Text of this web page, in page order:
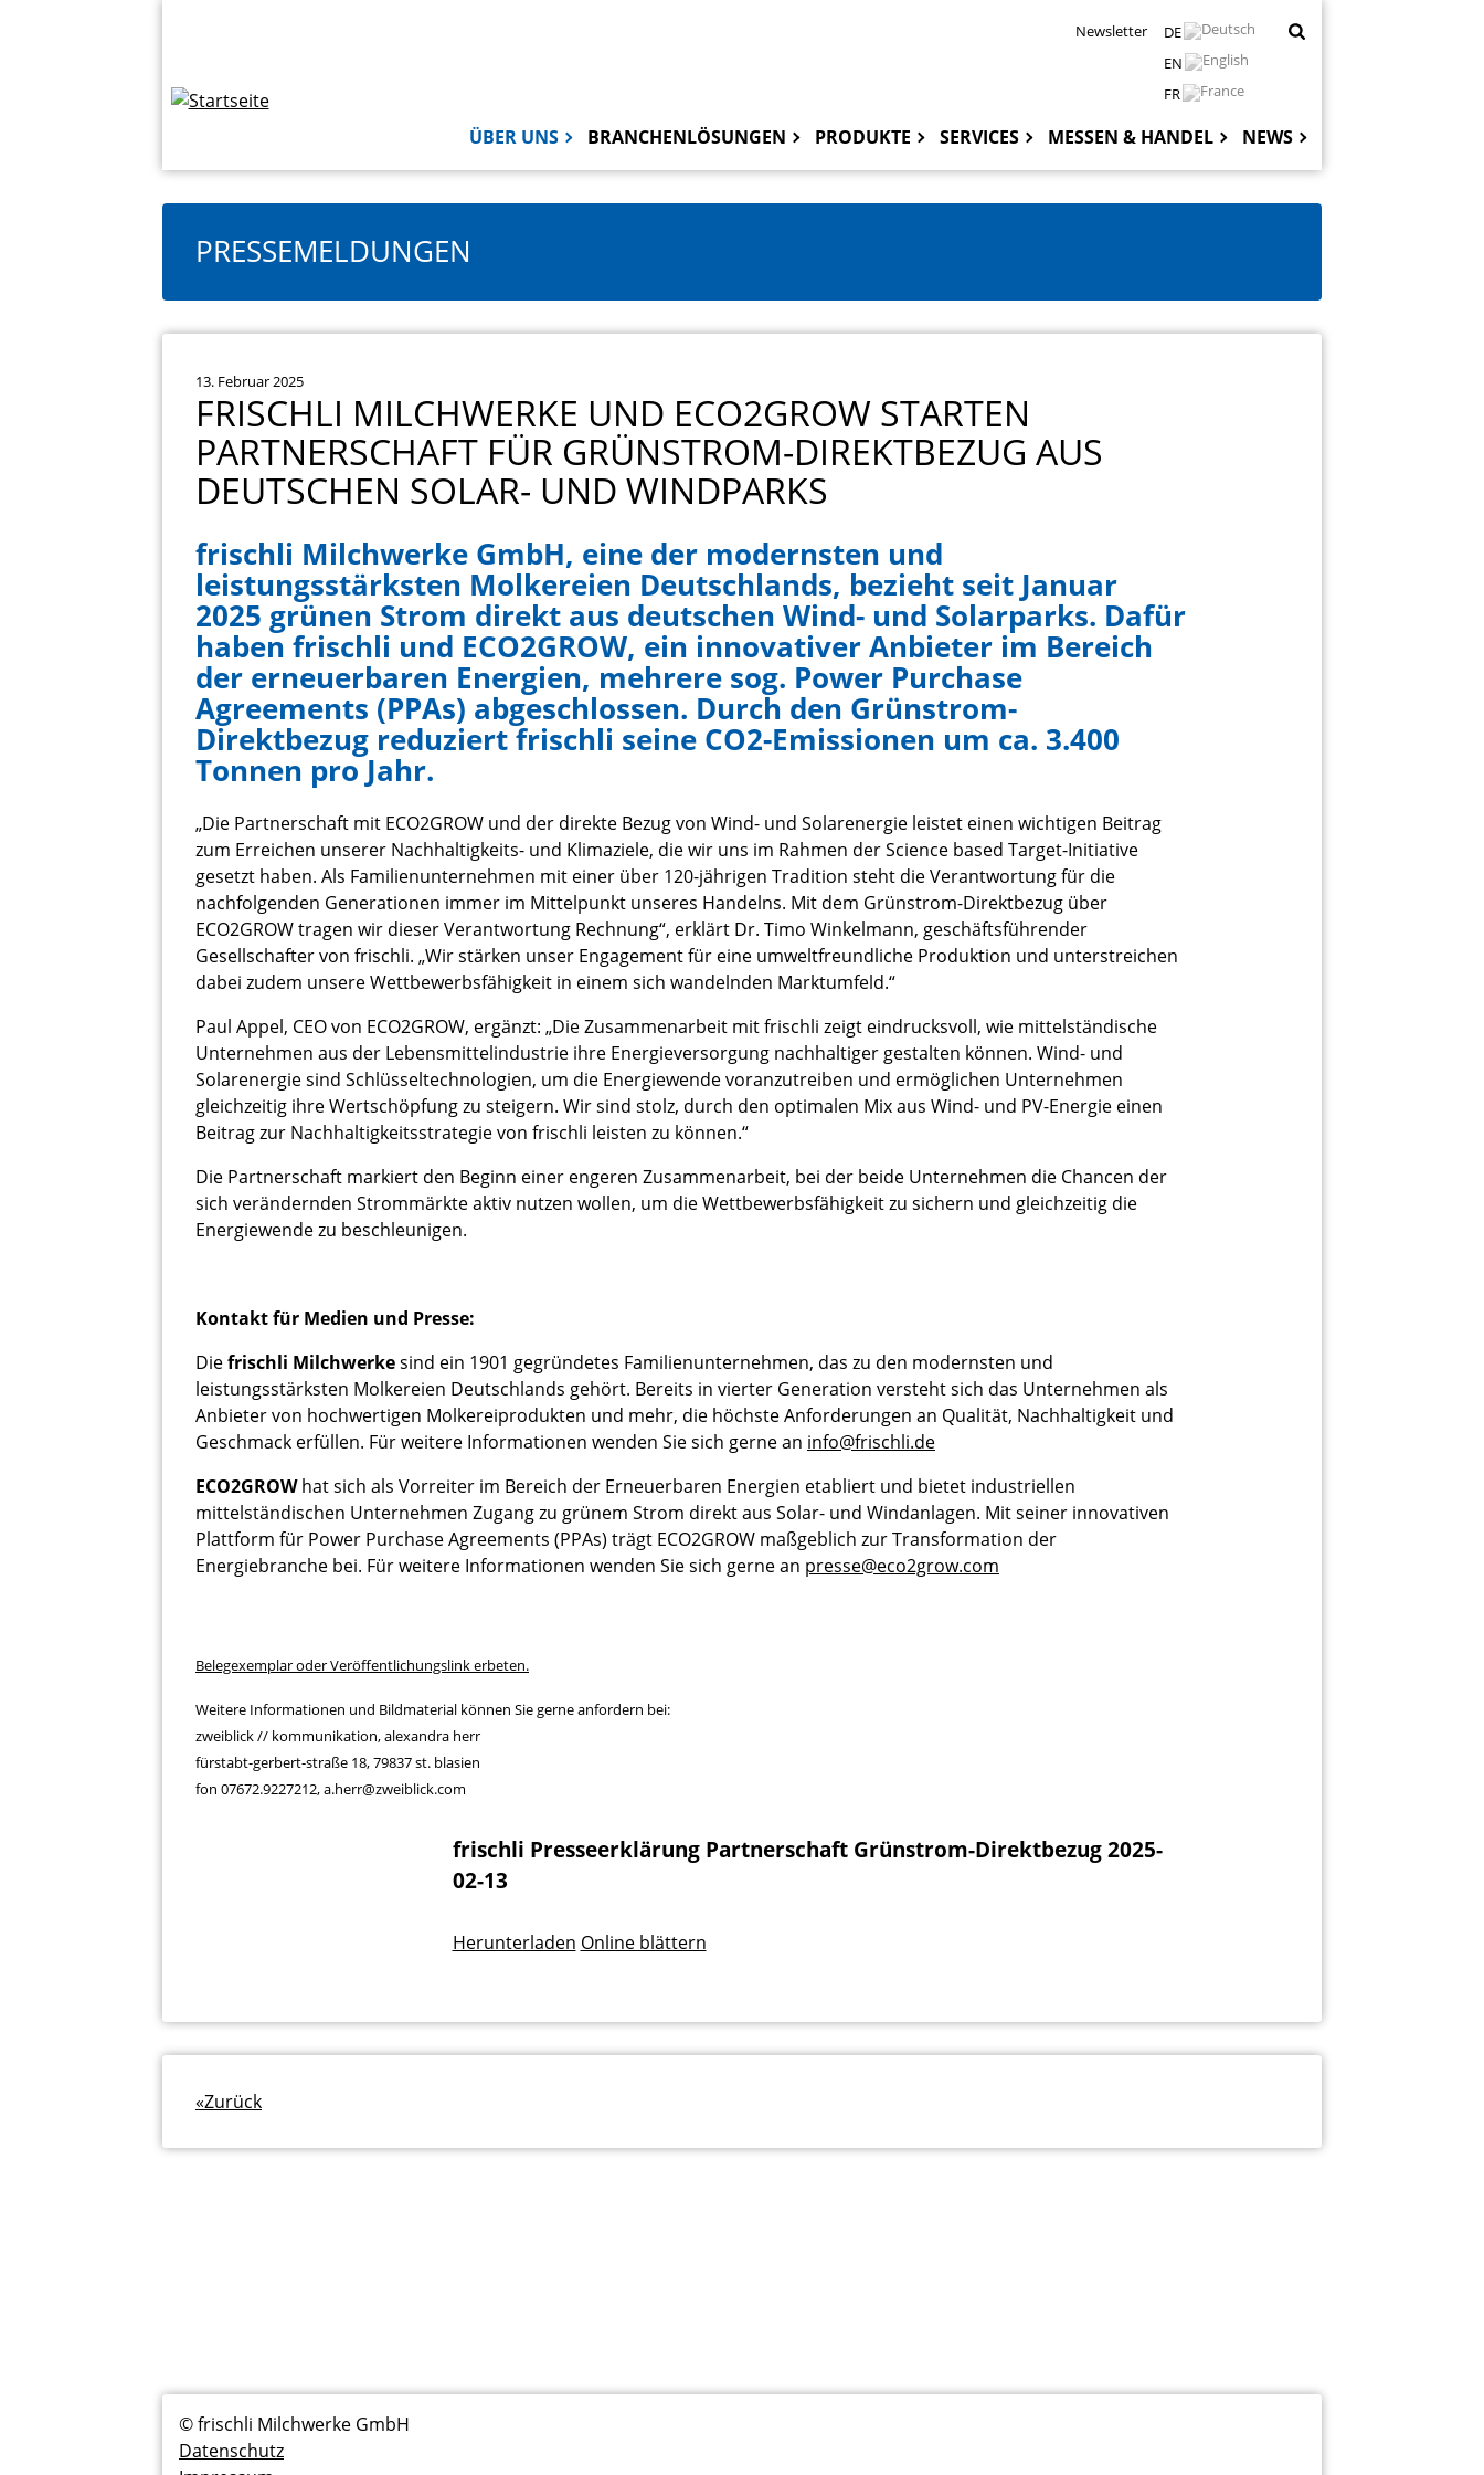
Newsletter
DE
EN
FR
ÜBER UNS BRANCHENLÖSUNGEN PRODUKTE SERVICES MESSEN & HANDEL NEWS
PRESSEMELDUNGEN
13. Februar 2025
FRISCHLI MILCHWERKE UND ECO2GROW STARTEN
PARTNERSCHAFT FÜR GRÜNSTROM-DIREKTBEZUG AUS
DEUTSCHEN SOLAR- UND WINDPARKS
frischli Milchwerke GmbH, eine der modernsten und
leistungsstärksten Molkereien Deutschlands, bezieht seit Januar
2025 grünen Strom direkt aus deutschen Wind- und Solarparks. Dafür
haben frischli und ECO2GROW, ein innovativer Anbieter im Bereich
der erneuerbaren Energien, mehrere sog. Power Purchase
Agreements (PPAs) abgeschlossen. Durch den Grünstrom-
Direktbezug reduziert frischli seine CO2-Emissionen um ca. 3.400
Tonnen pro Jahr.
„Die Partnerschaft mit ECO2GROW und der direkte Bezug von Wind- und Solarenergie leistet einen wichtigen Beitrag
zum Erreichen unserer Nachhaltigkeits- und Klimaziele, die wir uns im Rahmen der Science based Target-Initiative
gesetzt haben. Als Familienunternehmen mit einer über 120-jährigen Tradition steht die Verantwortung für die
nachfolgenden Generationen immer im Mittelpunkt unseres Handelns. Mit dem Grünstrom-Direktbezug über
ECO2GROW tragen wir dieser Verantwortung Rechnung“, erklärt Dr. Timo Winkelmann, geschäftsführender
Gesellschafter von frischli. „Wir stärken unser Engagement für eine umweltfreundliche Produktion und unterstreichen
dabei zudem unsere Wettbewerbsfähigkeit in einem sich wandelnden Marktumfeld.“
Paul Appel, CEO von ECO2GROW, ergänzt: „Die Zusammenarbeit mit frischli zeigt eindrucksvoll, wie mittelständische
Unternehmen aus der Lebensmittelindustrie ihre Energieversorgung nachhaltiger gestalten können. Wind- und
Solarenergie sind Schlüsseltechnologien, um die Energiewende voranzutreiben und ermöglichen Unternehmen
gleichzeitig ihre Wertschöpfung zu steigern. Wir sind stolz, durch den optimalen Mix aus Wind- und PV-Energie einen
Beitrag zur Nachhaltigkeitsstrategie von frischli leisten zu können.“
Die Partnerschaft markiert den Beginn einer engeren Zusammenarbeit, bei der beide Unternehmen die Chancen der
sich verändernden Strommärkte aktiv nutzen wollen, um die Wettbewerbsfähigkeit zu sichern und gleichzeitig die
Energiewende zu beschleunigen.
Kontakt für Medien und Presse:
Diefrischli Milchwerkesind ein 1901 gegründetes Familienunternehmen, das zu den modernsten und
leistungsstärksten Molkereien Deutschlands gehört. Bereits in vierter Generation versteht sich das Unternehmen als
Anbieter von hochwertigen Molkereiprodukten und mehr, die höchste Anforderungen an Qualität, Nachhaltigkeit und
Geschmack erfüllen. Für weitere Informationen wenden Sie sich gerne an info@frischli.de
ECO2GROWhat sich als Vorreiter im Bereich der Erneuerbaren Energien etabliert und bietet industriellen
mittelständischen Unternehmen Zugang zu grünem Strom direkt aus Solar- und Windanlagen. Mit seiner innovativen
Plattform für Power Purchase Agreements (PPAs) trägt ECO2GROW maßgeblich zur Transformation der
Energiebranche bei. Für weitere Informationen wenden Sie sich gerne an presse@eco2grow.com
Belegexemplar oder Veröffentlichungslink erbeten.
Weitere Informationen und Bildmaterial können Sie gerne anfordern bei:
zweiblick // kommunikation, alexandra herr
fürstabt-gerbert-straße 18, 79837 st. blasien
fon 07672.9227212, a.herr@zweiblick.com
frischli Presseerklärung Partnerschaft Grünstrom-Direktbezug 2025-
02-13
Herunterladen Online blättern
«Zurück
Fußzeilenmenü
© frischli Milchwerke GmbH
Datenschutz